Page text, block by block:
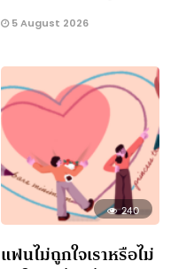
5 August 2026
240
แฟนไม่ถูกใจเราหรือไม่